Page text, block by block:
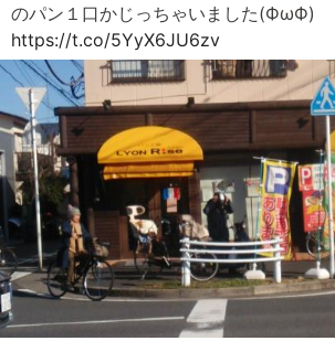
のパン１口かじっちゃいました(ФωФ)
https://t.co/5YyX6JU6zv